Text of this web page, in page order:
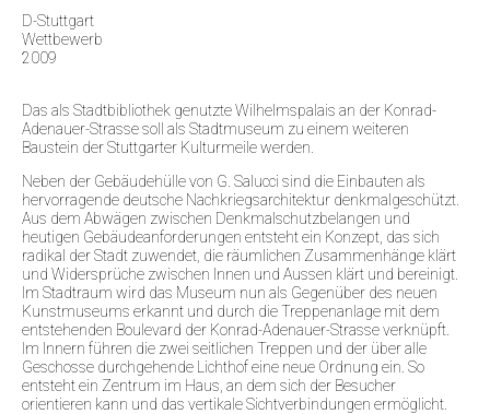
D-Stuttgart
Wettbewerb
2009
Das als Stadtbibliothek genutzte Wilhelmspalais an der Konrad-
Adenauer-Strasse soll als Stadtmuseum zu einem weiteren
Baustein der Stuttgarter Kulturmeile werden.
Neben der Gebäudehülle von G. Salucci sind die Einbauten als
hervorragende deutsche Nachkriegsarchitektur denkmalgeschützt.
Aus dem Abwägen zwischen Denkmalschutzbelangen und
heutigen Gebäudeanforderungen entsteht ein Konzept, das sich
radikal der Stadt zuwendet, die räumlichen Zusammenhänge klärt
und Widersprüche zwischen Innen und Aussen klärt und bereinigt.
Im Stadtraum wird das Museum nun als Gegenüber des neuen
Kunstmuseums erkannt und durch die Treppenanlage mit dem
entstehenden Boulevard der Konrad-Adenauer-Strasse verknüpft.
Im Innern führen die zwei seitlichen Treppen und der über alle
Geschosse durchgehende Lichthof eine neue Ordnung ein. So
entsteht ein Zentrum im Haus, an dem sich der Besucher
orientieren kann und das vertikale Sichtverbindungen ermöglicht.